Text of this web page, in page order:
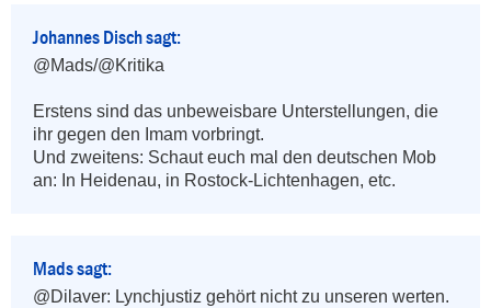
Johannes Disch sagt:
@Mads/@Kritika
Erstens sind das unbeweisbare Unterstellungen, die
ihr gegen den Imam vorbringt.
Und zweitens: Schaut euch mal den deutschen Mob
an: In Heidenau, in Rostock-Lichtenhagen, etc.
Mads sagt:
@Dilaver: Lynchjustiz gehört nicht zu unseren werten.